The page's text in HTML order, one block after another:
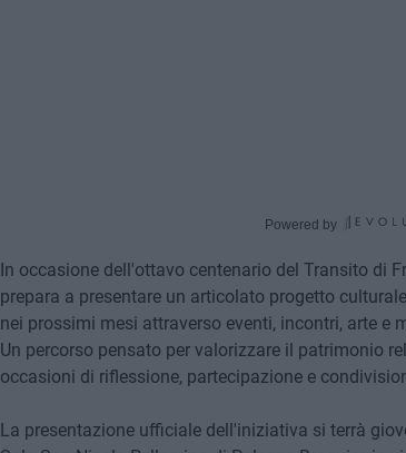
Powered by
In occasione dell'ottavo centenario del Transito di
prepara a presentare un articolato progetto
nei prossimi mesi attraverso eventi, incontri, arte
Un percorso pensato per valorizzare il patrimonio
occasioni di riflessione, partecipazione e
La presentazione ufficiale dell'iniziativa si terrà